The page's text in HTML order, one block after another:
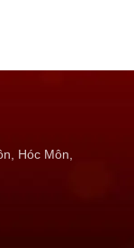
Hóc Môn,